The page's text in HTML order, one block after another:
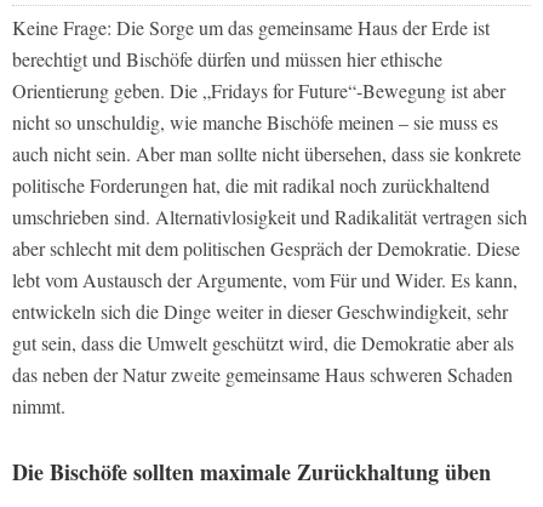
Keine Frage: Die Sorge um das gemeinsame Haus der Erde ist
berechtigt und Bischöfe dürfen und müssen hier ethische
Orientierung geben. Die „Fridays for Future“-Bewegung ist aber
nicht so unschuldig, wie manche Bischöfe meinen – sie muss es
auch nicht sein. Aber man sollte nicht übersehen, dass sie konkrete
politische Forderungen hat, die mit radikal noch zurückhaltend
umschrieben sind. Alternativlosigkeit und Radikalität vertragen sich
aber schlecht mit dem politischen Gespräch der Demokratie. Diese
lebt vom Austausch der Argumente, vom Für und Wider. Es kann,
entwickeln sich die Dinge weiter in dieser Geschwindigkeit, sehr
gut sein, dass die Umwelt geschützt wird, die Demokratie aber als
das neben der Natur zweite gemeinsame Haus schweren Schaden
nimmt.
Die Bischöfe sollten maximale Zurückhaltung üben